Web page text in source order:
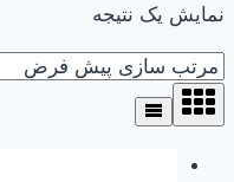
نمایش یک نتیجه